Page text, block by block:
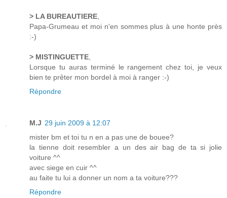
> LA BUREAUTIERE
Papa-Grumeau et moi n'en sommes plus à une honte près
:-)
> MISTINGUETTE
Lorsque tu auras terminé le rangement chez toi, je veux
bien te prêter mon bordel à moi à ranger :-)
Répondre
M.J 29 juin 2009 à 12:07
mister bm et toi tu n en a pas une de bouee?
la tienne doit resembler a un des air bag de ta si jolie
voiture ^^
avec siege en cuir ^^
au faite tu lui a donner un nom a ta voiture???
Répondre